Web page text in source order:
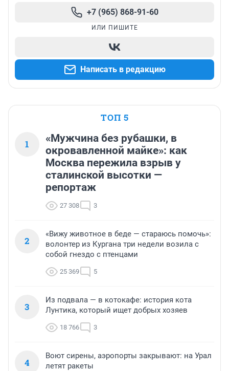
+7 (965) 868-91-60
ИЛИ ПИШИТЕ
Написать в редакцию
ТОП 5
1
«Мужчина без рубашки, в
окровавленной майке»: как
Москва пережила взрыв у
сталинской высотки —
репортаж
27 308 3
2
«Вижу животное в беде — стараюсь помочь»:
волонтер из Кургана три недели возила с
собой гнездо с птенцами
25 369 5
3
Из подвала — в котокафе: история кота
Лунтика, который ищет добрых хозяев
18 766 3
4
Воют сирены, аэропорты закрывают: на Урал
летят ракеты